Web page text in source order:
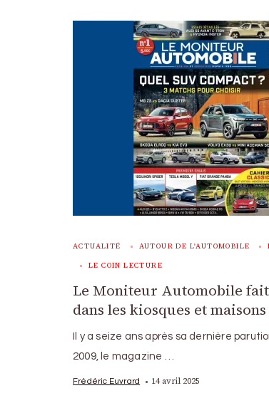
ACTUALITÉ AUTOUR DE L'AUTOMOBILE
LE COIN LECTURE
Le Moniteur Automobile
dans les kiosques et
Il y a seize ans après sa dernière
2009, le magazine …
Frédéric Euvrard 14 avril 2025